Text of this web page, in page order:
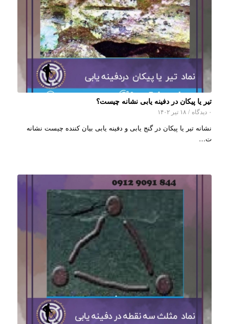
تیر یا پیکان در دفینه یابی نشانه چیست؟
۰ دیدگاه / ۱۸ تیر ۱۴۰۲
نشانه تیر یا پیکان در گنج یابی و دفینه یابی بیان کننده چیست نشانه
ت…